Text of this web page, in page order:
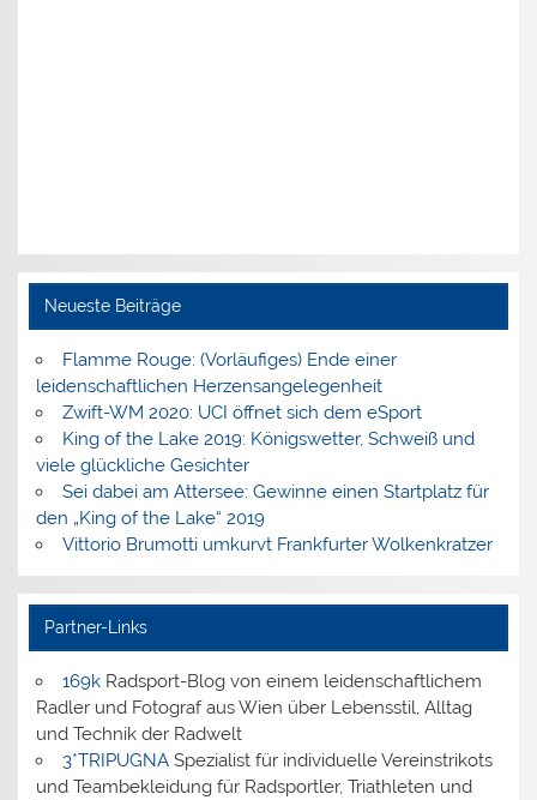
Neueste Beiträge
Flamme Rouge: (Vorläufiges) Ende einer
leidenschaftlichen Herzensangelegenheit
Zwift-WM 2020: UCI öffnet sich dem eSport
King of the Lake 2019: Königswetter, Schweiß und
viele glückliche Gesichter
Sei dabei am Attersee: Gewinne einen Startplatz für
den „King of the Lake“ 2019
Vittorio Brumotti umkurvt Frankfurter Wolkenkratzer
Partner-Links
169kRadsport-Blog von einem leidenschaftlichem
Radler und Fotograf aus Wien über Lebensstil, Alltag
und Technik der Radwelt
3*TRIPUGNASpezialist für individuelle Vereinstrikots
und Teambekleidung für Radsportler, Triathleten und